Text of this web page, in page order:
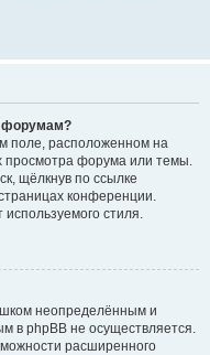
форумам?
поле, расположенном на
просмотра форума или темы.
щёлкнув по ссылке
конференции.
используемого стиля.
неопределённым и
в phpBB не осуществляется.
расширенного